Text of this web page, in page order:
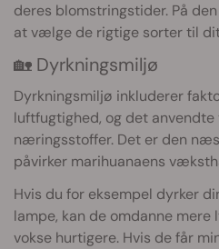
deres blomstringstider. På
at vælge de rigtige sorter til
🏡 Dyrkningsmiljø
Dyrkningsmiljø inkluderer
luftfugtighed, og det
næringsstoffer. Det er den
påvirker marihuanaens
Hvis du for eksempel dyrker
lampe, kan de omdanne
vokse hurtigere. Hvis de får